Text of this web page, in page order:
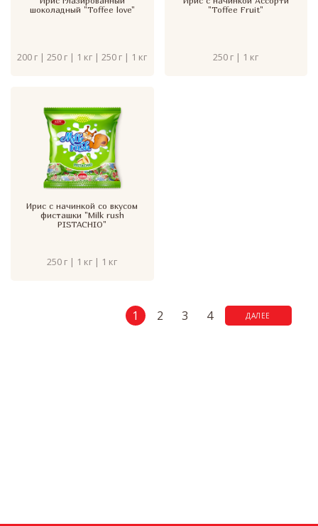
шоколадный "Toffee love"
200 г | 250 г | 1 кг | 250 г | 1 кг
"Toffee Fruit"
250 г | 1 кг
Ирис с начинкой со вкусом
фисташки "Milk rush
PISTACHIO"
250 г | 1 кг | 1 кг
1 2 3 4 ДАЛЕЕ